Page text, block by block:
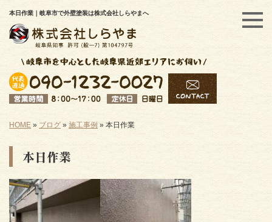
本日作業｜岐阜市で外壁塗装は株式会社しらやまへ
HOME » ブログ » 施工事例 » 本日作業
本日作業